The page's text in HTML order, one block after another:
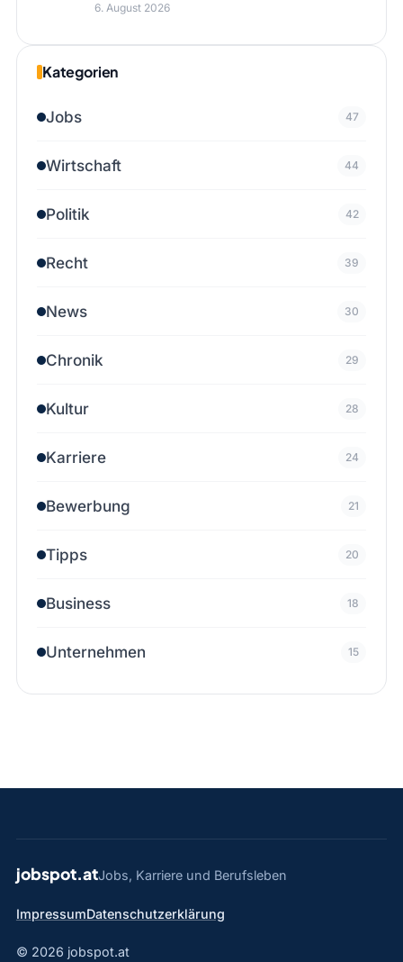
6. August 2026
Kategorien
Jobs 47
Wirtschaft 44
Politik 42
Recht 39
News 30
Chronik 29
Kultur 28
Karriere 24
Bewerbung 21
Tipps 20
Business 18
Unternehmen 15
jobspot.atJobs, Karriere und Berufsleben
ImpressumDatenschutzerklärung
© 2026 jobspot.at